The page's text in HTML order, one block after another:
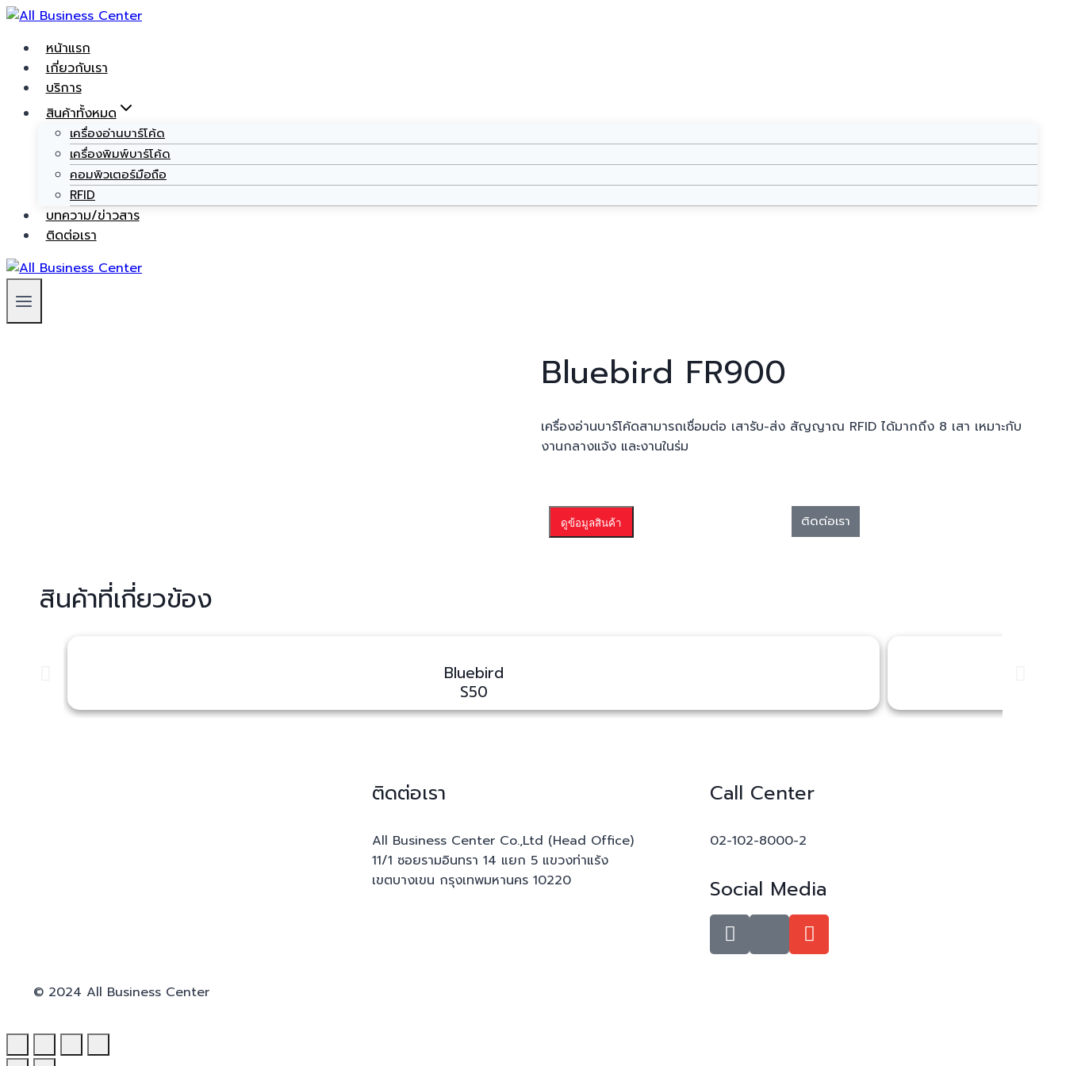
หน้าแรก
เกี่ยวกับเรา
บริการ
สินค้าทั้งหมด
เครื่องอ่านบาร์โค้ด
เครื่องพิมพ์บาร์โค้ด
คอมพิวเตอร์มือถือ
RFID
บทความ/ข่าวสาร
ติดต่อเรา
Bluebird FR900
เครื่องอ่านบาร์โค้ดสามารถเชื่อมต่อ เสารับ-ส่ง สัญญาณ RFID ได้มากถึง 8 เสา เหมาะกับ
งานกลางแจ้ง และงานในร่ม
ดูข้อมูลสินค้า ติดต่อเรา
สินค้าที่เกี่ยวข้อง
Bluebird
S50
ติดต่อเรา
All Business Center Co.,Ltd (Head Office)
11/1 ซอยรามอินทรา 14 แยก 5 แขวงท่าแร้ง
เขตบางเขน กรุงเทพมหานคร 10220
Call Center
02-102-8000-2
Social Media
© 2024 All Business Center